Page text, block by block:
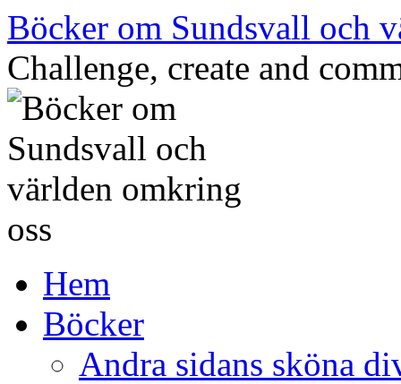
Hoppa
till
innehåll
Böcker om Sundsvall och
Challenge, create and
Hem
Böcker
Andra sidans sköna